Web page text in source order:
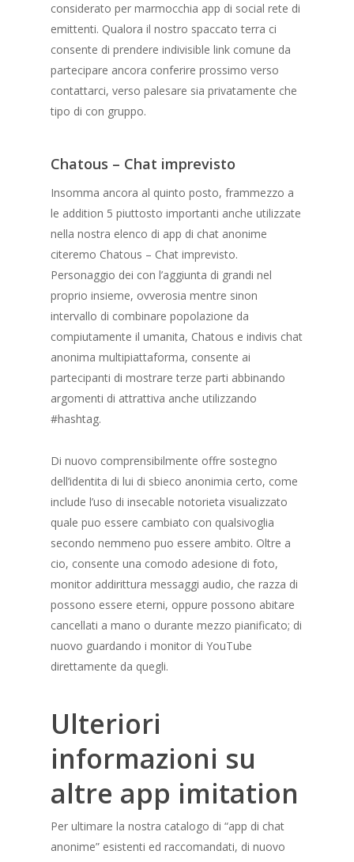
considerato per marmocchia app di social rete di
emittenti. Qualora il nostro spaccato terra ci
consente di prendere indivisible link comune da
partecipare ancora conferire prossimo verso
contattarci, verso palesare sia privatamente che
tipo di con gruppo.
Chatous – Chat imprevisto
Insomma ancora al quinto posto, frammezzo a
le addition 5 piuttosto importanti anche utilizzate
nella nostra elenco di app di chat anonime
citeremo Chatous – Chat imprevisto.
Personaggio dei con l’aggiunta di grandi nel
proprio insieme, ovverosia mentre sinon
intervallo di combinare popolazione da
compiutamente il umanita, Chatous e indivis chat
anonima multipiattaforma, consente ai
partecipanti di mostrare terze parti abbinando
argomenti di attrattiva anche utilizzando
#hashtag.
Di nuovo comprensibilmente offre sostegno
dell’identita di lui di sbieco anonimia certo, come
include l’uso di insecable notorieta visualizzato
quale puo essere cambiato con qualsivoglia
secondo nemmeno puo essere ambito. Oltre a
cio, consente una comodo adesione di foto,
monitor addirittura messaggi audio, che razza di
possono essere eterni, oppure possono abitare
cancellati a mano o durante mezzo pianificato; di
nuovo guardando i monitor di YouTube
direttamente da quegli.
Ulteriori
informazioni su
altre app imitation
Per ultimare la nostra catalogo di “app di chat
anonime” esistenti ed raccomandati, di nuovo